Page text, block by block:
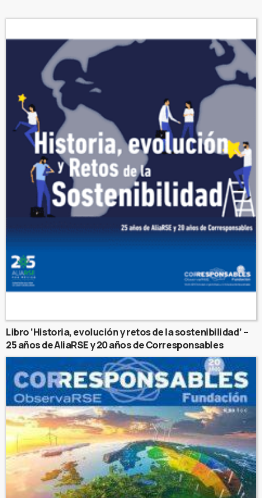
Libro ‘Historia, evolución y retos de la sostenibilidad’ –
25 años de AliaRSE y 20 años de Corresponsables